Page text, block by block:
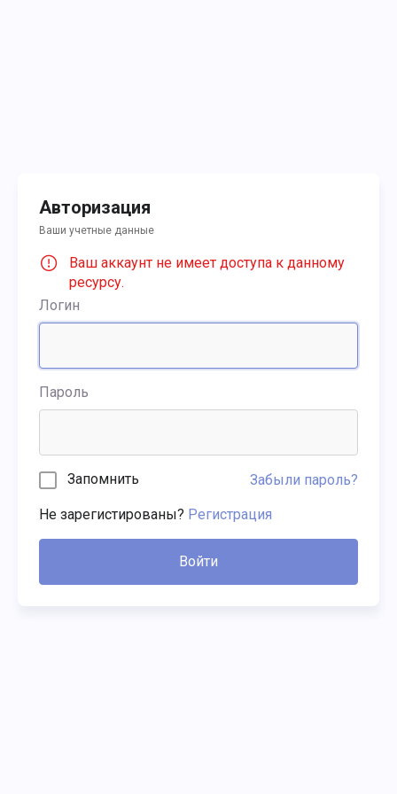
Авторизация
Ваши учетные данные
Ваш аккаунт не имеет доступа к данному
ресурсу.
Логин
Пароль
Запомнить Забыли пароль?
Не зарегистированы? Регистрация